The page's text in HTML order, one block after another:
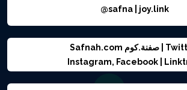
@safna | joy.link
Safnah.com صفنة.كوم | Twitter,
Instagram, Facebook |